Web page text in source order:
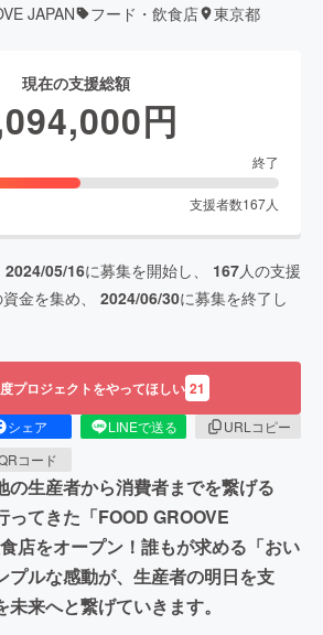
JAPAN フード・飲食店 東京都
現在の支援総額
円
終了
支援者数167人
2024/05/16に募集を開始し、 167人の支援
金を集め、 2024/06/30に募集を終了し
プロジェクトをやってほしい 21
シェア LINEで送る
URLコピー
コード
の生産者から消費者までを繋げる
ってきた「FOOD GROOVE
店をオープン！誰もが求める「おい
プルな感動が、生産者の明日を支
来へと繋げていきます。